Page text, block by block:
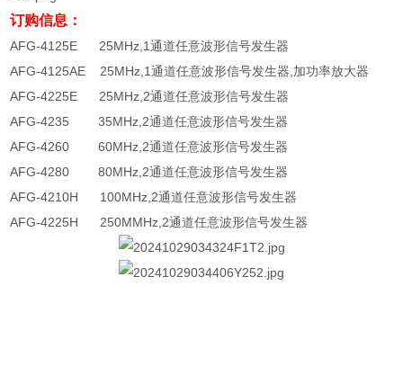
订购信息：
AFG-4125E 25MHz,1通道任意波形信号发生器
AFG-4125AE 25MHz,1通道任意波形信号发生器,加功率放大器
AFG-4225E 25MHz,2通道任意波形信号发生器
AFG-4235 35MHz,2通道任意波形信号发生器
AFG-4260 60MHz,2通道任意波形信号发生器
AFG-4280 80MHz,2通道任意波形信号发生器
AFG-4210H 100MHz,2通道任意波形信号发生器
AFG-4225H 250MMHz,2通道任意波形信号发生器